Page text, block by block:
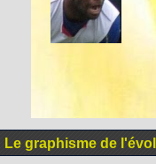
Le graphisme de